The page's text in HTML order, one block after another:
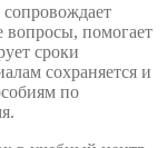
вопросы, помогает
сроки
сохраняется и
по